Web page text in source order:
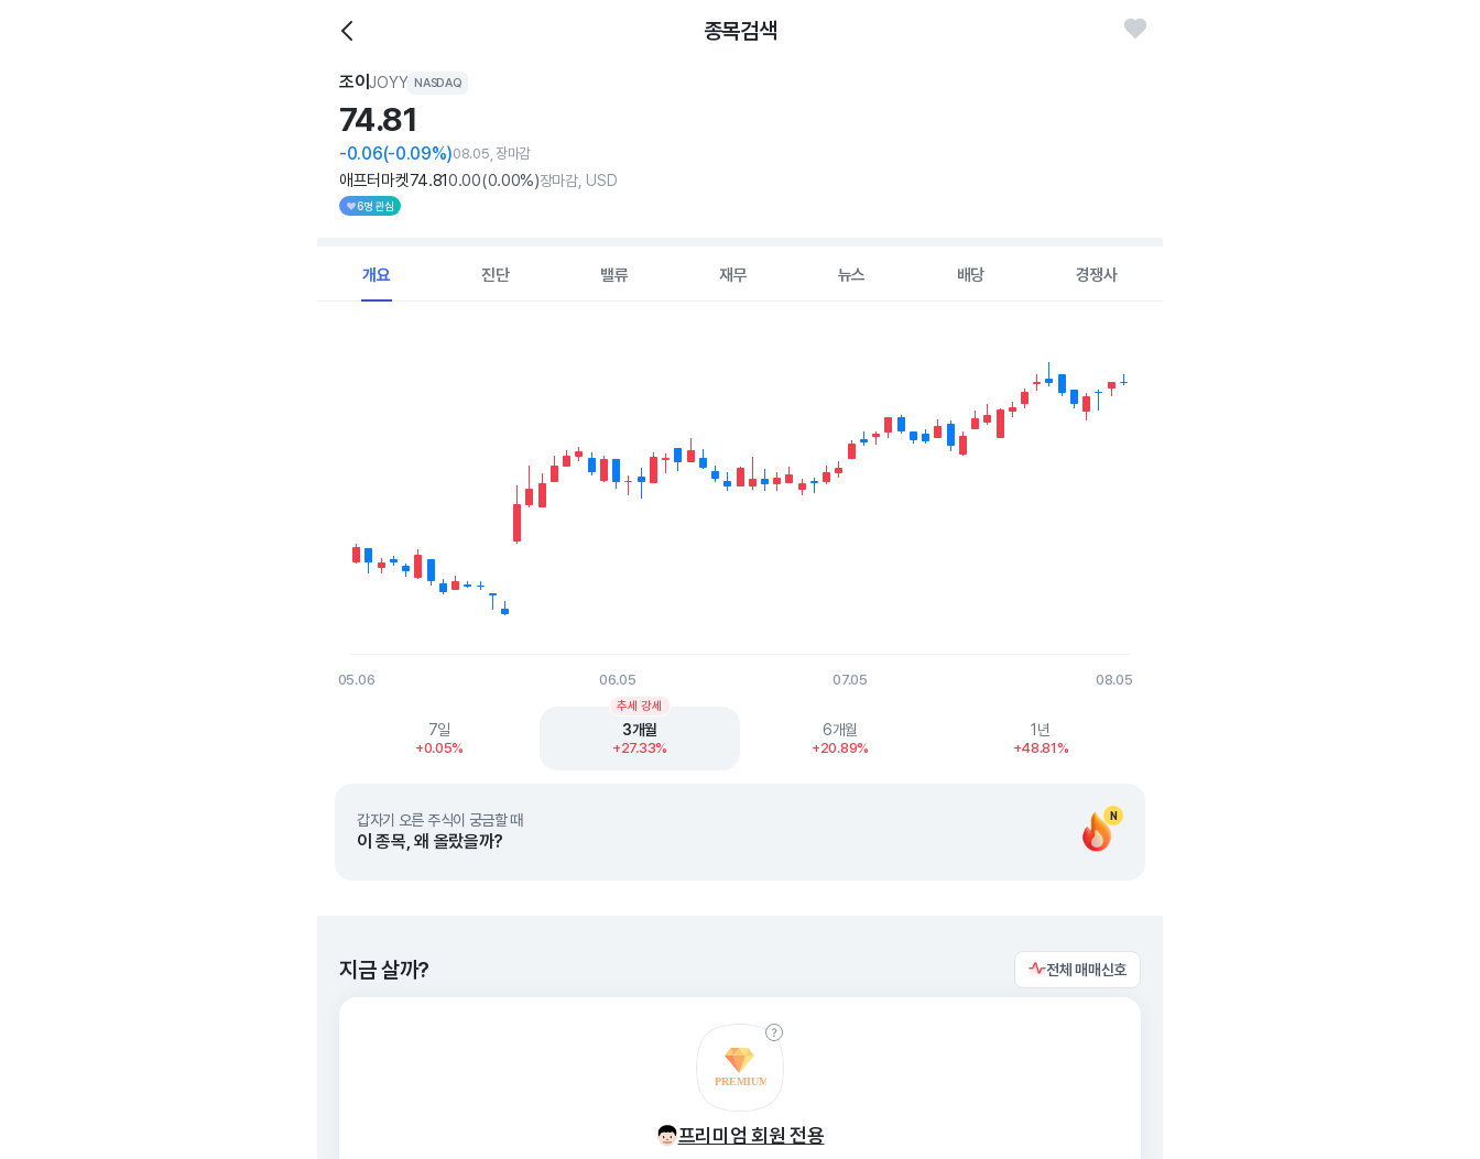
종목검색
조이JOYY NASDAQ
74.81
-0.06(-0.09%)08.05, 장마감
애프터마켓74.810.00(0.00%)장마감, USD
6명 관심
개요 진단 밸류 재무 뉴스 배당 경쟁사
The chart has 1 X axis displaying Time. Data ranges from 2026-05-06 00:00:00 to 2026-08-05 00:00:00.
05.06 06.05 07.05 08.05
7일
+0.05%
3개월
+27.33%
추세 강세
6개월
+20.89%
1년
+48.81%
N
갑자기 오른 주식이 궁금할 때
이 종목, 왜 올랐을까?
지금 살까? 전체 매매신호
프리미엄 회원 전용